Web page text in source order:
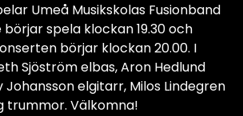
Umeå Musikskolas Fusionband
spela klockan 19.30 och
börjar klockan 20.00. I
Sjöström elbas, Aron Hedlund
Johansson elgitarr, Milos Lindegren
trummor. Välkomna!